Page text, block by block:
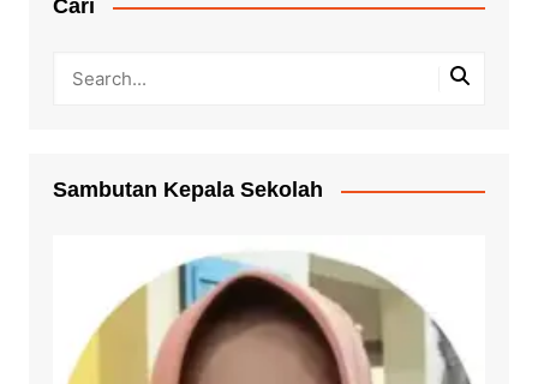
Cari
Sambutan Kepala Sekolah